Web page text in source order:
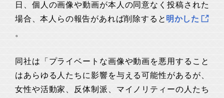
日、個人の画像や動画が本人の同意なく投稿された
場合、本人らの報告があれば削除すると 明かした
。
同社は「プライベートな画像や動画を悪用すること
はあらゆる人たちに影響を与える可能性があるが、
女性や活動家、反体制派、マイノリティーの人たち